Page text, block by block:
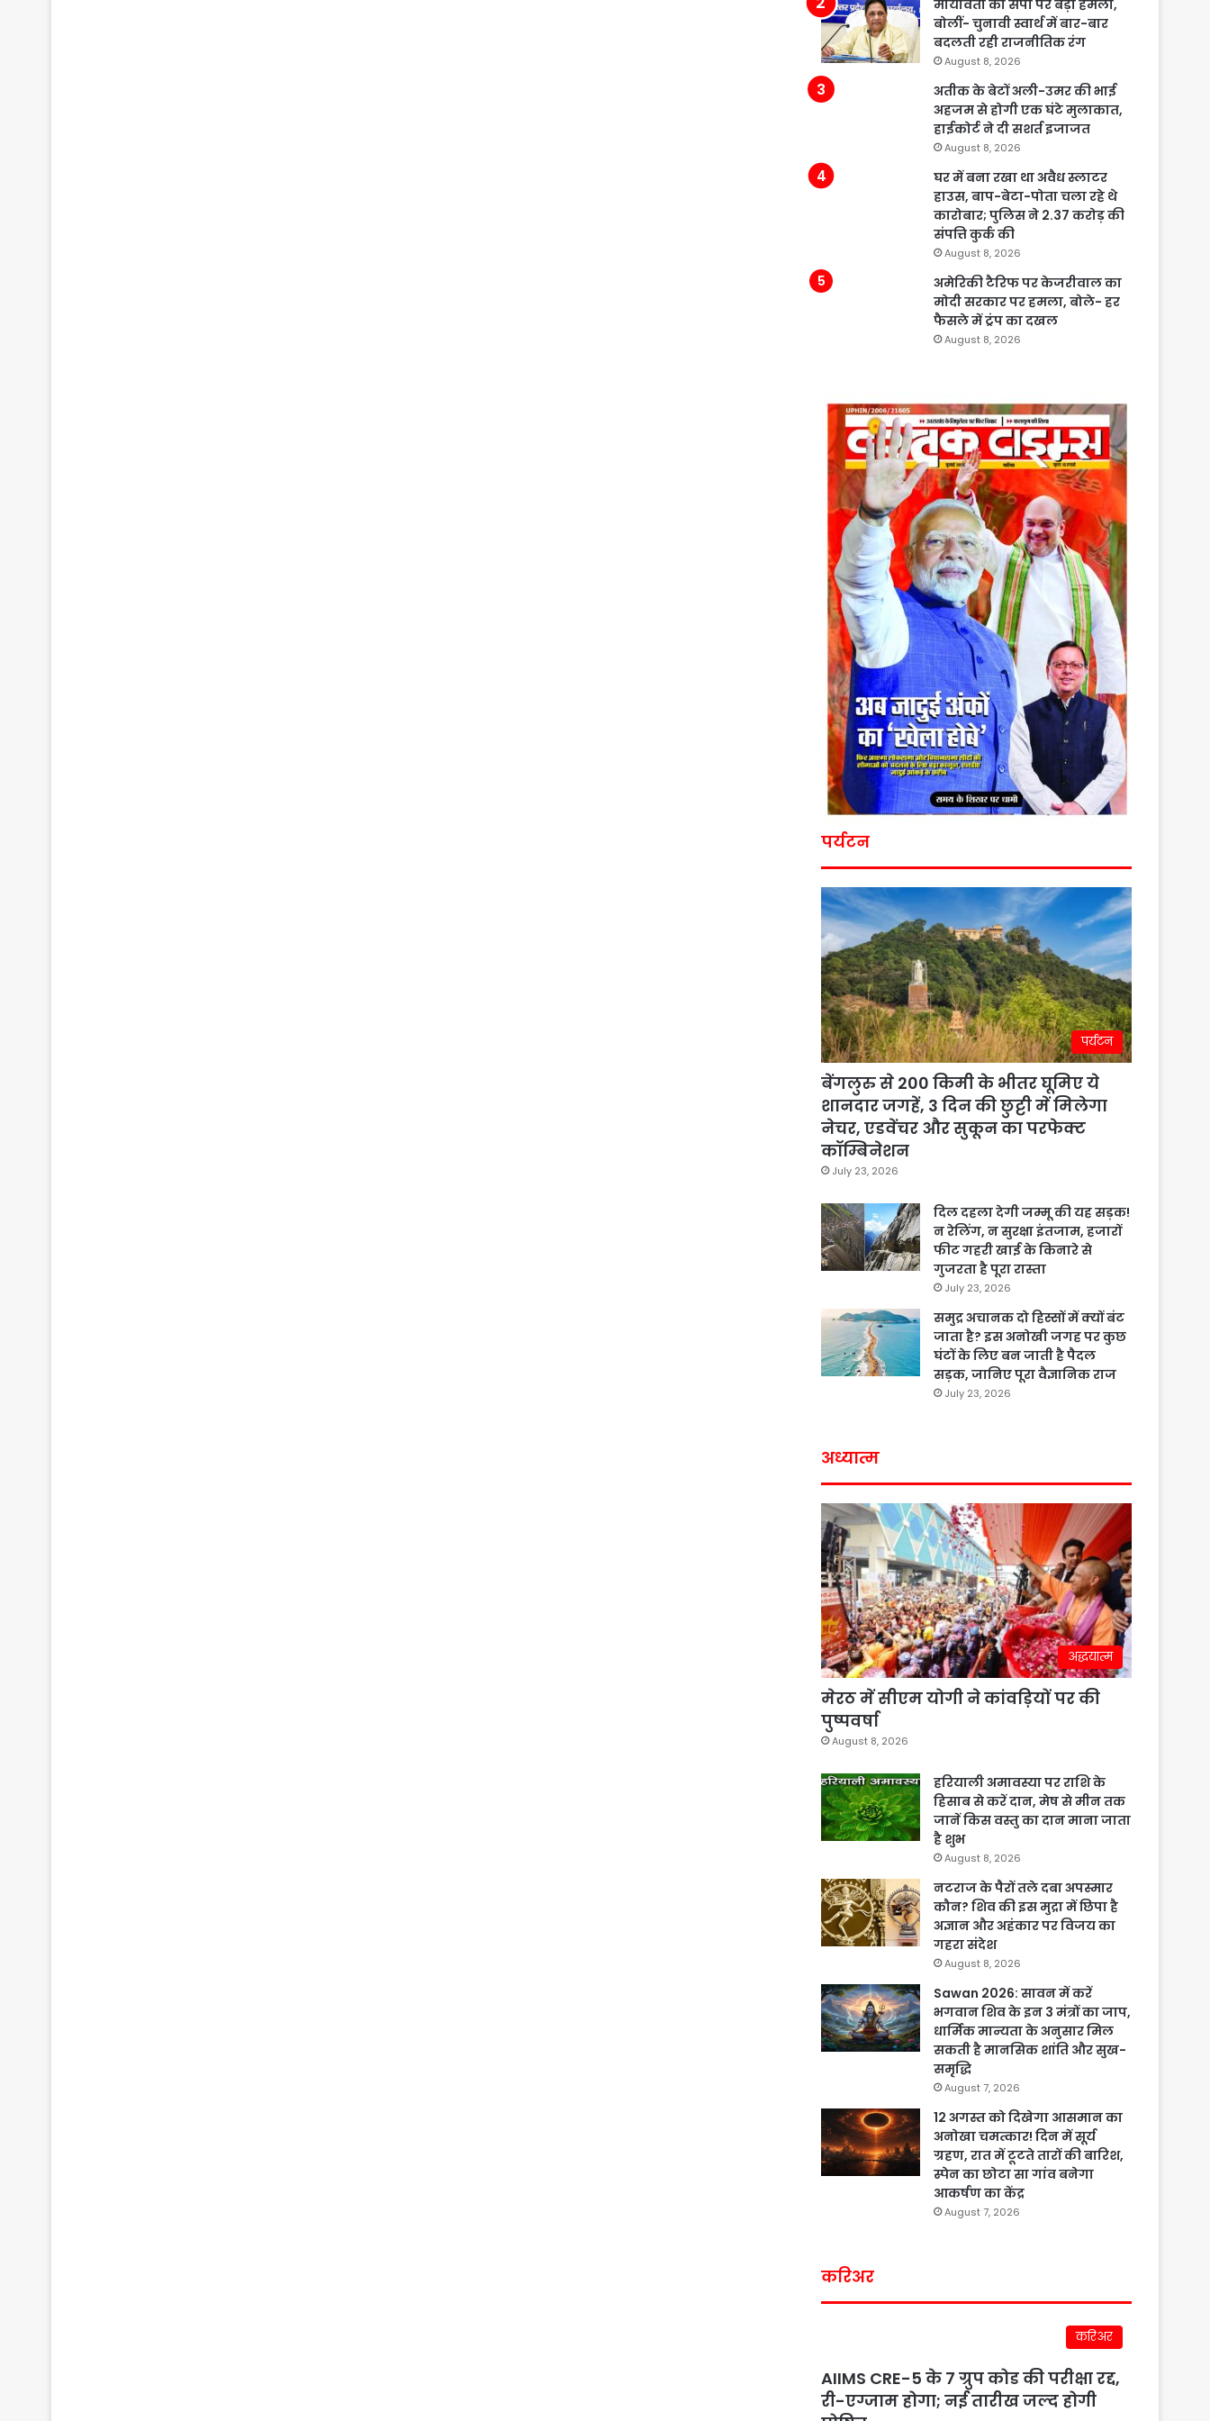
मायावती का सपा पर बड़ा हमला,
बोलीं- चुनावी स्वार्थ में बार-बार
बदलती रही राजनीतिक रंग
August 8, 2026
अतीक के बेटों अली-उमर की भाई
अहजम से होगी एक घंटे मुलाकात,
हाईकोर्ट ने दी सशर्त इजाजत
August 8, 2026
घर में बना रखा था अवैध स्लाटर
हाउस, बाप-बेटा-पोता चला रहे थे
कारोबार; पुलिस ने 2.37 करोड़ की
संपत्ति कुर्क की
August 8, 2026
अमेरिकी टैरिफ पर केजरीवाल का
मोदी सरकार पर हमला, बोले- हर
फैसले में ट्रंप का दखल
August 8, 2026
पर्यटन
पर्यटन
बेंगलुरु से 200 किमी के भीतर घूमिए ये
शानदार जगहें, 3 दिन की छुट्टी में मिलेगा
नेचर, एडवेंचर और सुकून का परफेक्ट
कॉम्बिनेशन
July 23, 2026
दिल दहला देगी जम्मू की यह सड़क!
न रेलिंग, न सुरक्षा इंतजाम, हजारों
फीट गहरी खाई के किनारे से
गुजरता है पूरा रास्ता
July 23, 2026
समुद्र अचानक दो हिस्सों में क्यों बंट
जाता है? इस अनोखी जगह पर कुछ
घंटों के लिए बन जाती है पैदल
सड़क, जानिए पूरा वैज्ञानिक राज
July 23, 2026
अध्यात्म
अद्धयात्म
मेरठ में सीएम योगी ने कांवड़ियों पर की
पुष्पवर्षा
August 8, 2026
हरियाली अमावस्या पर राशि के
हिसाब से करें दान, मेष से मीन तक
जानें किस वस्तु का दान माना जाता
है शुभ
August 8, 2026
नटराज के पैरों तले दबा अपस्मार
कौन? शिव की इस मुद्रा में छिपा है
अज्ञान और अहंकार पर विजय का
गहरा संदेश
August 8, 2026
Sawan 2026: सावन में करें
भगवान शिव के इन 3 मंत्रों का जाप,
धार्मिक मान्यता के अनुसार मिल
सकती है मानसिक शांति और सुख-
समृद्धि
August 7, 2026
12 अगस्त को दिखेगा आसमान का
अनोखा चमत्कार! दिन में सूर्य
ग्रहण, रात में टूटते तारों की बारिश,
स्पेन का छोटा सा गांव बनेगा
आकर्षण का केंद्र
August 7, 2026
करिअर
करिअर
AIIMS CRE-5 के 7 ग्रुप कोड की परीक्षा रद्द,
री-एग्जाम होगा; नई तारीख जल्द होगी